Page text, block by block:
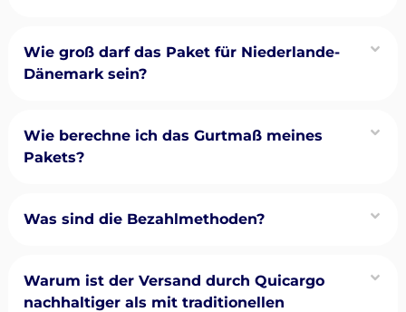
Wie groß darf das Paket für Niederlande-
Dänemark sein?
Wie berechne ich das Gurtmaß meines
Pakets?
Was sind die Bezahlmethoden?
Warum ist der Versand durch Quicargo
nachhaltiger als mit traditionellen